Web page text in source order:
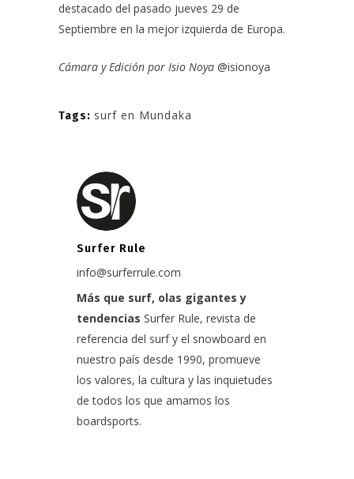
destacado del pasado jueves 29 de
Septiembre en la mejor izquierda de Europa.
Cámara y Edición por Isio Noya @isionoya
Tags: surf en Mundaka
Surfer Rule
info@surferrule.com
Más que surf, olas gigantes y
tendencias Surfer Rule, revista de
referencia del surf y el snowboard en
nuestro país desde 1990, promueve
los valores, la cultura y las inquietudes
de todos los que amamos los
boardsports.